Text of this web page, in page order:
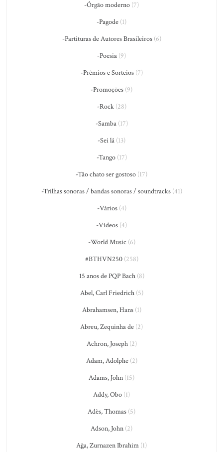
-Órgão moderno (7)
-Pagode (1)
-Partituras de Autores Brasileiros(6)
-Poesia (9)
-Prêmios e Sorteios(7)
-Promoções (9)
-Rock(28)
-Samba(17)
-Sei lá (13)
-Tango(17)
-Tão chato ser gostoso (17)
-Trilhas sonoras / bandas sonoras / soundtracks(41)
-Vários(4)
-Vídeos (4)
-World Music (6)
#BTHVN250(258)
15 anos de PQP Bach(8)
Abel, Carl Friedrich(5)
Abrahamsen, Hans(1)
Abreu, Zequinha de (2)
Achron, Joseph(2)
Adam, Adolphe(2)
Adams, John (15)
Addy, Obo (1)
Adès, Thomas (5)
Adson, John (2)
Ağa, Zurnazen Ibrahim (1)